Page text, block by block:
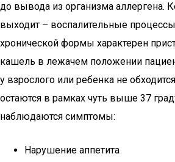
до вывода из организма аллергена.
выходит – воспалительные
хронической формы характерен
кашель в лежачем положении
у взрослого или ребенка не
остаются в рамках чуть выше 37
наблюдаются симптомы:
Нарушение аппетита